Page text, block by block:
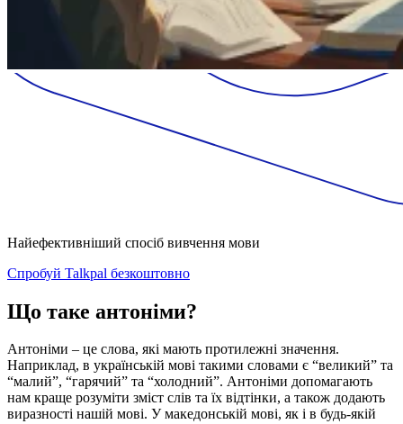
Найефективніший спосіб вивчення мови
Спробуй Talkpal безкоштовно
Що таке антоніми?
Антоніми – це слова, які мають протилежні значення.
Наприклад, в українській мові такими словами є “великий” та
“малий”, “гарячий” та “холодний”. Антоніми допомагають
нам краще розуміти зміст слів та їх відтінки, а також додають
виразності нашій мові. У македонській мові, як і в будь-якій